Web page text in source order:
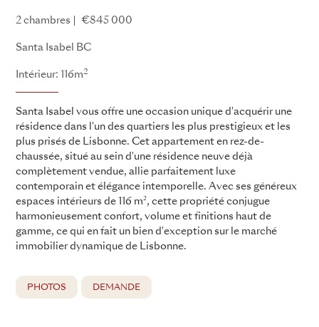
2 chambres €845 000
Santa Isabel BC
Intérieur: 116m2
Santa Isabel vous offre une occasion unique d'acquérir une
résidence dans l'un des quartiers les plus prestigieux et les
plus prisés de Lisbonne. Cet appartement en rez-de-
chaussée, situé au sein d'une résidence neuve déjà
complètement vendue, allie parfaitement luxe
contemporain et élégance intemporelle. Avec ses généreux
espaces intérieurs de 116 m², cette propriété conjugue
harmonieusement confort, volume et finitions haut de
gamme, ce qui en fait un bien d'exception sur le marché
immobilier dynamique de Lisbonne.
PHOTOS DEMANDE